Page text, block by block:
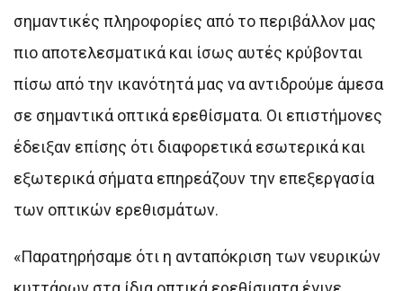
σημαντικές πληροφορίες από το περιβάλλον μας
πιο αποτελεσματικά και ίσως αυτές κρύβονται
πίσω από την ικανότητά μας να αντιδρούμε άμεσα
σε σημαντικά οπτικά ερεθίσματα. Οι επιστήμονες
έδειξαν επίσης ότι διαφορετικά εσωτερικά και
εξωτερικά σήματα επηρεάζουν την επεξεργασία
των οπτικών ερεθισμάτων.
«Παρατηρήσαμε ότι η ανταπόκριση των νευρικών